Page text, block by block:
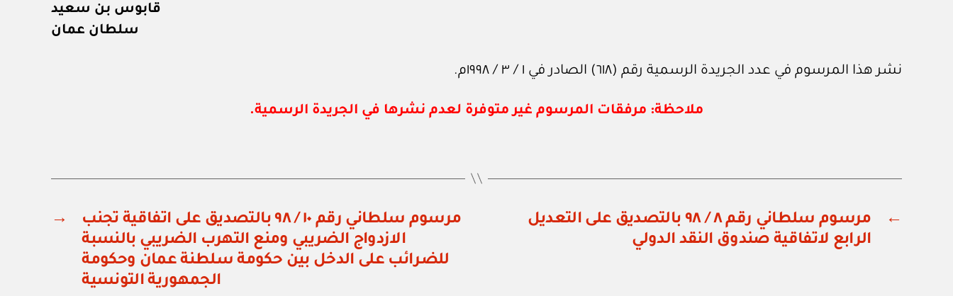
قابوس بن سعيد
سلطان عمان
نشر هذا المرسوم في عدد الجريدة الرسمية رقم (٦١٨) الصادر في ١ / ٣ / ١٩٩٨م.
ملاحظة: مرفقات المرسوم غير متوفرة لعدم نشرها في الجريدة الرسمية.
←
مرسوم سلطاني رقم ٨ / ٩٨ بالتصديق على التعديل
الرابع لاتفاقية صندوق النقد الدولي
→
مرسوم سلطاني رقم ١٠ / ٩٨ بالتصديق على اتفاقية تجنب
الازدواج الضريبي ومنع التهرب الضريبي بالنسبة
للضرائب على الدخل بين حكومة سلطنة عمان وحكومة
الجمهورية التونسية